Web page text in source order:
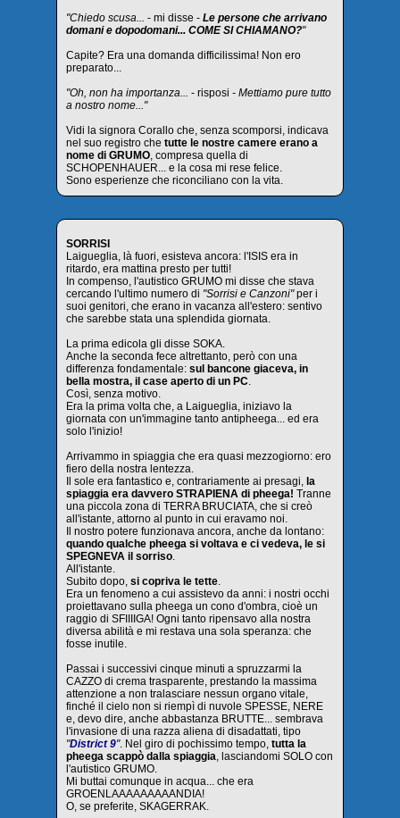
"Chiedo scusa... - mi disse - Le persone che arrivano
domani e dopodomani... COME SI CHIAMANO?"
Capite? Era una domanda difficilissima! Non ero
preparato...
"Oh, non ha importanza... - risposi - Mettiamo pure tutto
a nostro nome..."
Vidi la signora Corallo che, senza scomporsi, indicava
nel suo registro che tutte le nostre camere erano a
nome di GRUMO, compresa quella di
SCHOPENHAUER... e la cosa mi rese felice.
Sono esperienze che riconciliano con la vita.
SORRISI
Laigueglia, là fuori, esisteva ancora: l'ISIS era in
ritardo, era mattina presto per tutti!
In compenso, l'autistico GRUMO mi disse che stava
cercando l'ultimo numero di "Sorrisi e Canzoni"per i
suoi genitori, che erano in vacanza all'estero: sentivo
che sarebbe stata una splendida giornata.
La prima edicola gli disse SOKA.
Anche la seconda fece altrettanto, però con una
differenza fondamentale: sul bancone giaceva, in
bella mostra, il case aperto di un PC.
Così, senza motivo.
Era la prima volta che, a Laigueglia, iniziavo la
giornata con un'immagine tanto antipheega... ed era
solo l'inizio!
Arrivammo in spiaggia che era quasi mezzogiorno: ero
fiero della nostra lentezza.
Il sole era fantastico e, contrariamente ai presagi, la
spiaggia era davvero STRAPIENA di pheega! Tranne
una piccola zona di TERRA BRUCIATA, che si creò
all'istante, attorno al punto in cui eravamo noi.
Il nostro potere funzionava ancora, anche da lontano:
quando qualche pheega si voltava e ci vedeva, le si
SPEGNEVA il sorriso.
All'istante.
Subito dopo, si copriva le tette.
Era un fenomeno a cui assistevo da anni: i nostri occhi
proiettavano sulla pheega un cono d'ombra, cioè un
raggio di SFIIIIGA! Ogni tanto ripensavo alla nostra
diversa abilità e mi restava una sola speranza: che
fosse inutile.
Passai i successivi cinque minuti a spruzzarmi la
CAZZO di crema trasparente, prestando la massima
attenzione a non tralasciare nessun organo vitale,
finché il cielo non si riempì di nuvole SPESSE, NERE
e, devo dire, anche abbastanza BRUTTE... sembrava
l'invasione di una razza aliena di disadattati, tipo
"District 9". Nel giro di pochissimo tempo, tutta la
pheega scappò dalla spiaggia, lasciandomi SOLO con
l'autistico GRUMO.
Mi buttai comunque in acqua... che era
GROENLAAAAAAAAANDIA!
O, se preferite, SKAGERRAK.